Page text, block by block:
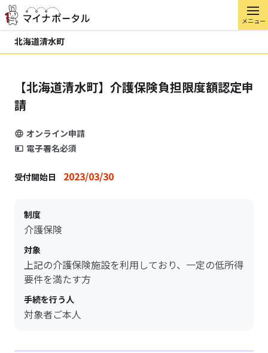
メニュー
北海道清水町
【北海道清水町】介護保険負担限度額認定申
請
オンライン申請
電子署名必須
受付開始日 2023/03/30
制度
介護保険
対象
上記の介護保険施設を利用しており、一定の低所得
要件を満たす方
手続を行う人
対象者ご本人